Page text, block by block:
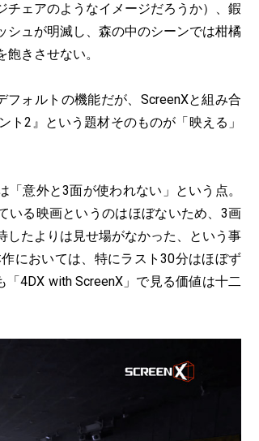
チェアのようなイメージだろうか）、鍜
ュが明滅し、森の中のシーンでは柑橘
きさせない。
ォルトの機能だが、ScreenXと組み合
2』という題材そのものが「映える」
意外と3面が使われない」という点。
いる映画というのはほぼないため、3画
したよりは見せ場がなかった、という事
においては、特にラスト30分はほぼず
4DX with ScreenX」で見る価値は十二